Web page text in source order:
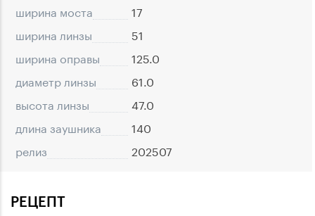
ширина моста
17
ширина линзы
51
ширина оправы
125.0
диаметр линзы
61.0
высота линзы
47.0
длина заушника
140
релиз
202507
РЕЦЕПТ